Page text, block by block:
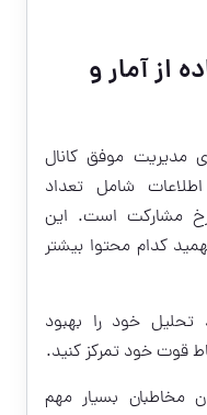
از آمار و
مدیریت موفق کانال
شامل تعداد
مشارکت است. این
کدام محتوا بیشتر
تحلیل خود را بهبود
قوت خود تمرکز کنید.
مخاطبان بسیار مهم